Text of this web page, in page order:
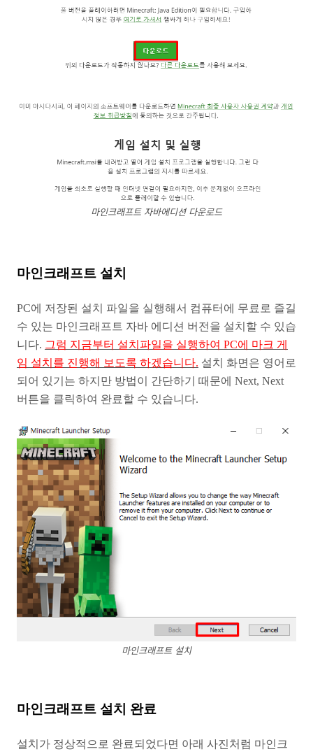
마인크래프트 자바에디션 다운로드
마인크래프트 설치
PC에 저장된 설치 파일을 실행해서 컴퓨터에 무료로 즐길
수 있는 마인크래프트 자바 에디션 버전을 설치할 수 있습
니다. 그럼 지금부터 설치파일을 실행하여 PC에 마크 게
임 설치를 진행해 보도록 하겠습니다. 설치 화면은 영어로
되어 있기는 하지만 방법이 간단하기 때문에 Next, Next
버튼을 클릭하여 완료할 수 있습니다.
마인크래프트 설치
마인크래프트 설치 완료
설치가 정상적으로 완료되었다면 아래 사진처럼 마인크